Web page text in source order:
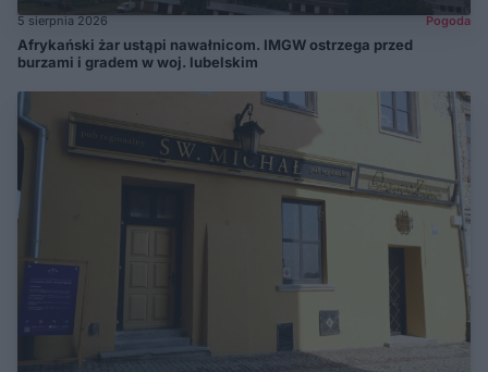
5 sierpnia 2026 Pogoda
Afrykański żar ustąpi nawałnicom. IMGW ostrzega przed
burzami i gradem w woj. lubelskim